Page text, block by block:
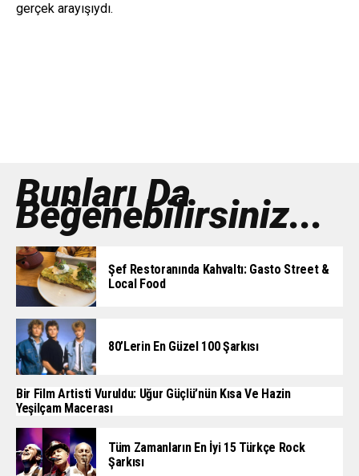
gerçek arayışıydı.
Bunları Da
Beğenebilirsiniz...
Şef Restoranında Kahvaltı: Gasto Street &
Local Food
80’lerin En Güzel 100 Şarkısı
Bir Film Artisti Vuruldu: Uğur Güçlü’nün Kısa Ve Hazin
Yeşilçam Macerası
Tüm Zamanların En İyi 15 Türkçe Rock
Şarkısı